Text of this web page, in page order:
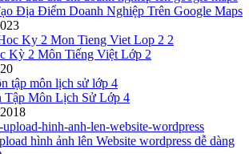
Địa Điểm Doanh Nghiệp Trên Google Maps
Kỳ 2 Môn Tiếng Việt Lớp 2
Tập Môn Lịch Sử Lớp 4
hình ảnh lên Website wordpress dễ dàng